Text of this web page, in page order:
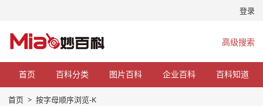
登录
高级搜索
首页 百科分类 图片百科 企业百科 百科知道
首页 > 按字母顺序浏览-K